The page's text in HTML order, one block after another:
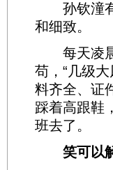
孙钦潼有
和细致。
每天凌晨
苟，“几级
料齐全、证
踩着高跟鞋
班去了。
笑可以